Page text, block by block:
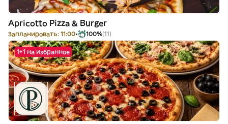
Apricotto Pizza & Burger
Запланировать: 11:00 100%(11)
1+1 на избранное